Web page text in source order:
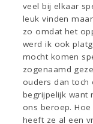
veel bij elkaar
leuk vinden
zo omdat het
werd ik ook
mocht komen
zogenaamd
ouders dan toch
begrijpelijk want
ons beroep.
heeft ze al een